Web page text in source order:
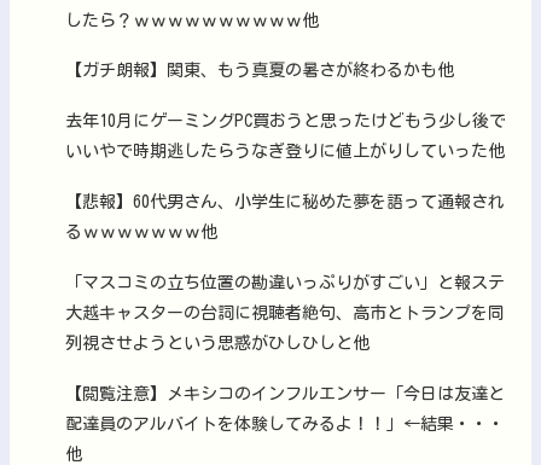
したら？ｗｗｗｗｗｗｗｗｗｗ他
【ガチ朗報】関東、もう真夏の暑さが終わるかも他
去年10月にゲーミングPC買おうと思ったけどもう少し後で
いいやで時期逃したらうなぎ登りに値上がりしていった他
【悲報】60代男さん、小学生に秘めた夢を語って通報され
るｗｗｗｗｗｗｗ他
「マスコミの立ち位置の勘違いっぷりがすごい」と報ステ
大越キャスターの台詞に視聴者絶句、高市とトランプを同
列視させようという思惑がひしひしと他
【閲覧注意】メキシコのインフルエンサー「今日は友達と
配達員のアルバイトを体験してみるよ！！」←結果・・・
他